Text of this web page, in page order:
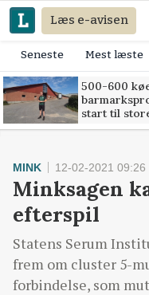
Læs e-avisen
Seneste Mest læste
500-600
start til
MINK 12-02-2021 09:26
Minksagen
efterspil
Statens Serum
frem om cluster 5-
forbindelse, som